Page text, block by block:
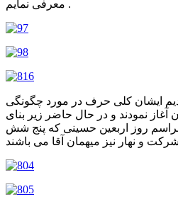
معرفی نمایم .
ایشان کلی حرف در مورد چگونگی
نمودند و در حال حاضر زیر بنای
روز اربعین حسینی که پنج شش